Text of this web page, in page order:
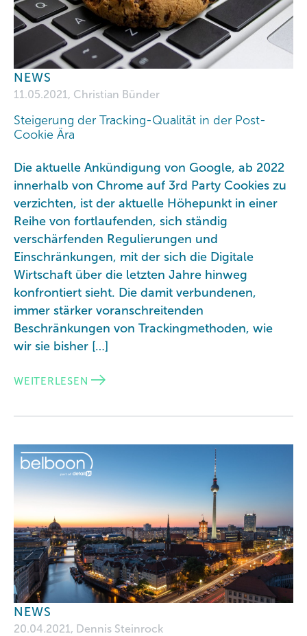
NEWS
11.05.2021, Christian Bünder
Steigerung der Tracking-Qualität in der Post-
Cookie Ära
Die aktuelle Ankündigung von Google, ab 2022
innerhalb von Chrome auf 3rd Party Cookies zu
verzichten, ist der aktuelle Höhepunkt in einer
Reihe von fortlaufenden, sich ständig
verschärfenden Regulierungen und
Einschränkungen, mit der sich die Digitale
Wirtschaft über die letzten Jahre hinweg
konfrontiert sieht. Die damit verbundenen,
immer stärker voranschreitenden
Beschränkungen von Trackingmethoden, wie
wir sie bisher […]
WEITERLESEN
NEWS
20.04.2021, Dennis Steinrock